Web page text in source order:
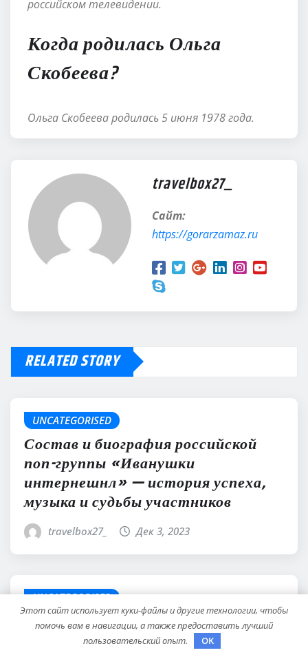
российском телевидении.
Когда родилась Ольга
Скобеева?
Ольга Скобеева родилась 5 июня 1978 года.
travelbox27_
Сайт:
https://gorarzamaz.ru
RELATED STORY
UNCATEGORISED
Состав и биография российской
поп-группы «Иванушки
интернешнл» — история успеха,
музыка и судьбы участников
travelbox27_ Дек 3, 2023
UNCATEGORISED
Политов Владимир — узнайте все
о его биографии, возрасте и
Этот сайт использует куки-файлы и другие технологии, чтобы
помочь вам в навигации, а также предоставить лучший
пользовательский опыт.
OK